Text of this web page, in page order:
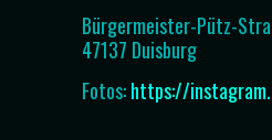
Bürgermeister-Pütz-
47137 Duisburg
Fotos:https://